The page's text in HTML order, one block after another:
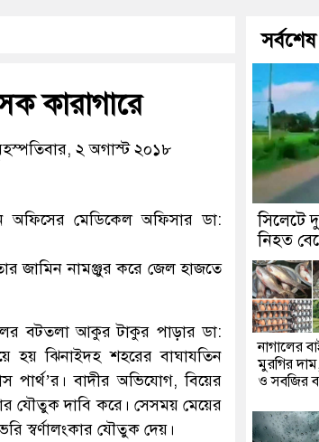
কারাগারে
২ অগাস্ট ২০১৮
অফিসের মেডিকেল অফিসার ডা:
জামিন নামঞ্জুর করে জেল হাজতে
বটতলা আকুর টাকুর পাড়ার ডা:
হয় ঝিনাইদহ শহরের বাঘাযতিন
পার্থ’র। বাদীর অভিযোগ, বিয়ের
যৌতুক দাবি করে। সেসময় মেয়ের
স্বর্ণালংকার যৌতুক দেয়।
সর্বশেষ
সিলেটে
নিহত
নাগালের
মুরগির
ও সবজির